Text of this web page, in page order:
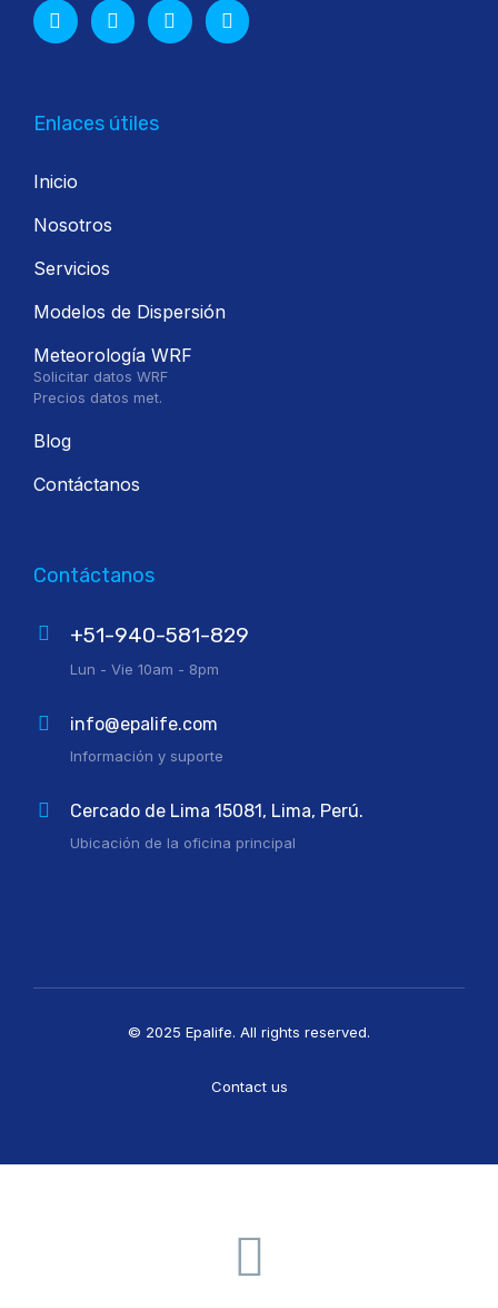
Enlaces útiles
Inicio
Nosotros
Servicios
Modelos de Dispersión
Meteorología WRF
Solicitar datos WRF
Precios datos met.
Blog
Contáctanos
Contáctanos
+51-940-581-829
Lun - Vie 10am - 8pm
info@epalife.com
Información y suporte
Cercado de Lima 15081, Lima, Perú.
Ubicación de la oficina principal
© 2025 Epalife. All rights reserved.
Contact us